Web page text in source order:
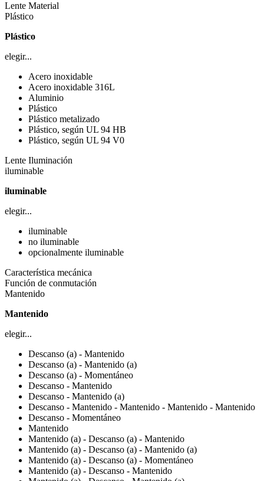
Lente Material
Plástico
Plástico
elegir...
Acero inoxidable
Acero inoxidable 316L
Aluminio
Plástico
Plástico metalizado
Plástico, según UL 94 HB
Plástico, según UL 94 V0
Lente Iluminación
iluminable
iluminable
elegir...
iluminable
no iluminable
opcionalmente iluminable
Característica mecánica
Función de conmutación
Mantenido
Mantenido
elegir...
Descanso (a) - Mantenido
Descanso (a) - Mantenido (a)
Descanso (a) - Momentáneo
Descanso - Mantenido
Descanso - Mantenido (a)
Descanso - Mantenido - Mantenido - Mantenido - Mantenido
Descanso - Momentáneo
Mantenido
Mantenido (a) - Descanso (a) - Mantenido
Mantenido (a) - Descanso (a) - Mantenido (a)
Mantenido (a) - Descanso (a) - Momentáneo
Mantenido (a) - Descanso - Mantenido